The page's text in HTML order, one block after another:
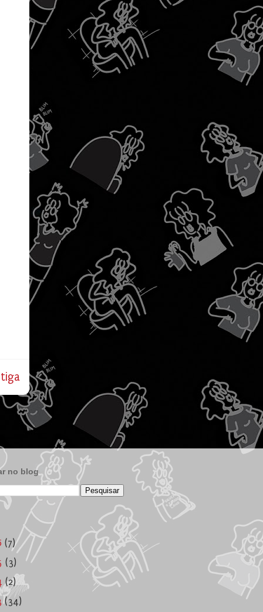
no blog
(7)
(3)
(2)
(34)